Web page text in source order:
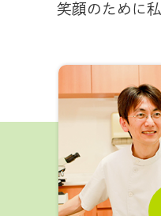
笑顔のために